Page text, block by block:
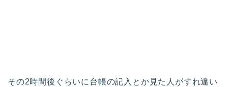
その2時間後ぐらいに台帳の記入とか見た人がすれ違い